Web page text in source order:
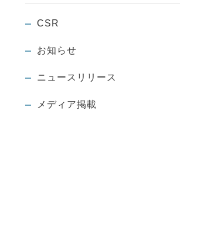
CSR
お知らせ
ニュースリリース
メディア掲載